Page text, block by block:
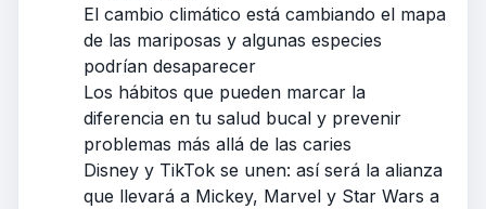
El cambio climático está cambiando el mapa
de las mariposas y algunas especies
podrían desaparecer
Los hábitos que pueden marcar la
diferencia en tu salud bucal y prevenir
problemas más allá de las caries
Disney y TikTok se unen: así será la alianza
que llevará a Mickey, Marvel y Star Wars a